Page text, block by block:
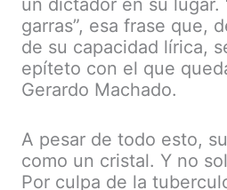
un dictador en su lugar.
garras”, esa frase que,
de su capacidad lírica,
epíteto con el que
Gerardo Machado.
A pesar de todo esto,
como un cristal. Y no
Por culpa de la